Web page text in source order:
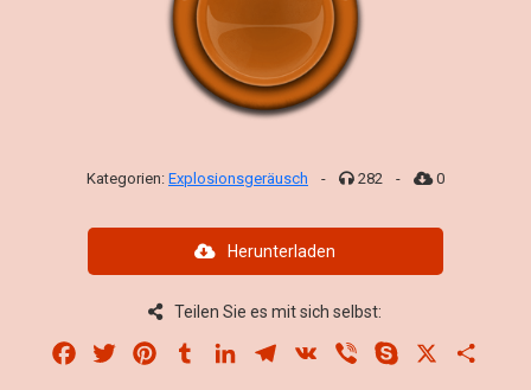
Kategorien: Explosionsgeräusch - 282 - 0
Herunterladen
Teilen Sie es mit sich selbst:
Facebook
Twitter PinterestTumblrLinkedInTelegram
VK Viber Skype